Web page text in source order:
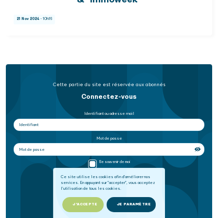
Ce site utilise les cookies afin d'améliorer nos
services. En appuyant sur "accepter", vous acceptez
l'utilisation de tous les cookies.
J'ACCEPTE JE PARAMÈTRE
21 Nov 2024 - 10h16
Cette partie du site est réservée aux abonnés
Connectez-vous
Identifiant ou adresse mail
Mot de passe
Se souvenir de moi
SE CONNECTER
Mot de passe oublié